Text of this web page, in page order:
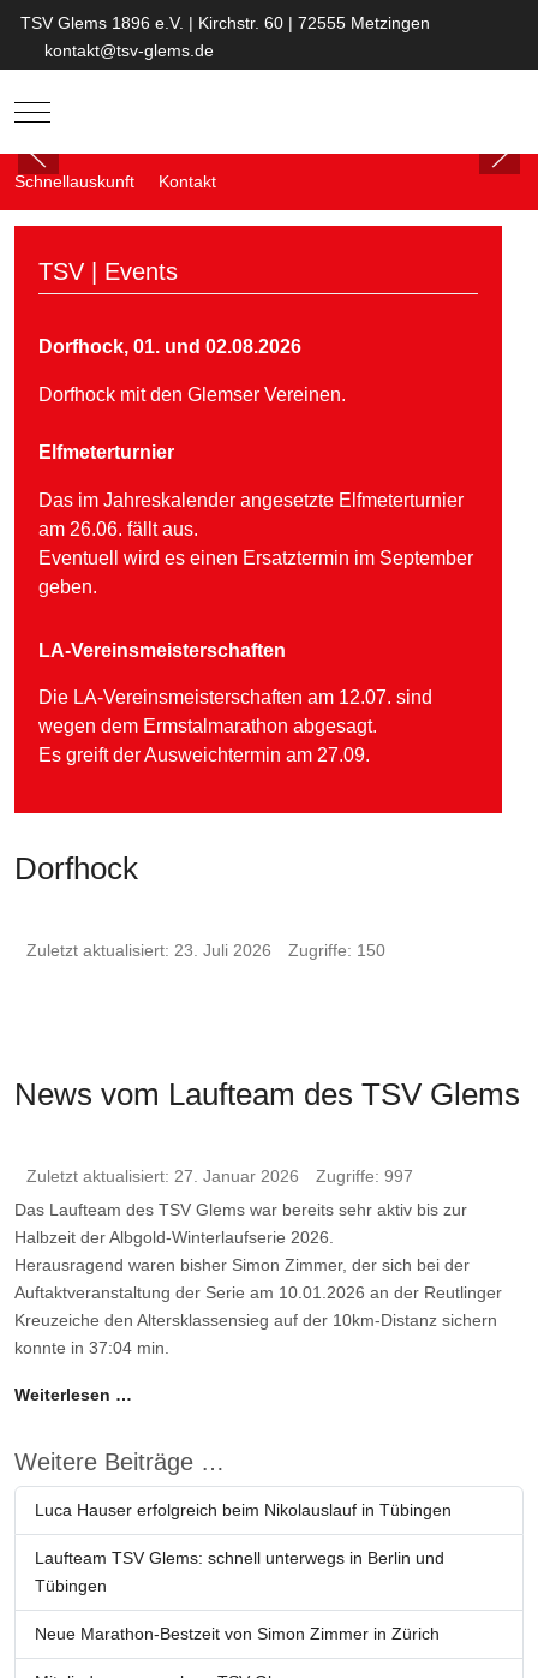
TSV Glems 1896 e.V. | Kirchstr. 60 | 72555 Metzingen
kontakt@tsv-glems.de
Mobile Menu Toggle
Schnellauskunft Kontakt
TSV | Events
Dorfhock, 01. und 02.08.2026
Dorfhock mit den Glemser Vereinen.
Elfmeterturnier
Das im Jahreskalender angesetzte Elfmeterturnier
am 26.06. fällt aus.
Eventuell wird es einen Ersatztermin im September
geben.
LA-Vereinsmeisterschaften
Die LA-Vereinsmeisterschaften am 12.07. sind
wegen dem Ermstalmarathon abgesagt.
Es greift der Ausweichtermin am 27.09.
Dorfhock
Zuletzt aktualisiert: 23. Juli 2026 Zugriffe: 150
News vom Laufteam des TSV Glems
Zuletzt aktualisiert: 27. Januar 2026
Zugriffe: 997
Das Laufteam des TSV Glems war bereits sehr aktiv bis zur
Halbzeit der Albgold-Winterlaufserie 2026.
Herausragend waren bisher Simon Zimmer, der sich bei der
Auftaktveranstaltung der Serie am 10.01.2026 an der Reutlinger
Kreuzeiche den Altersklassensieg auf der 10km-Distanz sichern
konnte in 37:04 min.
Weiterlesen …
Weitere Beiträge …
Luca Hauser erfolgreich beim Nikolauslauf in Tübingen
Laufteam TSV Glems: schnell unterwegs in Berlin und
Tübingen
Neue Marathon-Bestzeit von Simon Zimmer in Zürich